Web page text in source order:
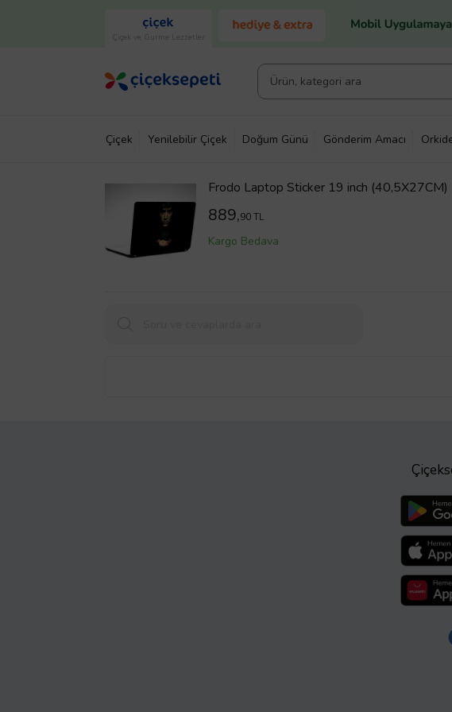
Çiçek ve Gurme Lezzetler
Çiçek Yenilebilir Çiçek Doğum Günü Gönderim Amacı
Frodo Laptop Sticker 19 inch (40,5X27CM)
889,90 TL
Kargo Bedava